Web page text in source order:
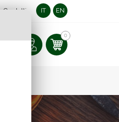
Contatti IT EN
0